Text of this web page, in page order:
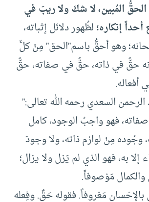
الحقُّ المُبين، لا شكّ ولا ريبَ في
إنكاره؛لظُهور دلائل إثباته،
وهو أحقُّ باسم”الحق” مِنْ كلِّ
حقٌّ في ذاته، حقٌّ في صفاته، حقٌّ
أفعاله.
السعدي رحمه الله تعالى:”
فهو واجبُ الوجود، كامل
وجُوده مِنْ لوازم ذاته، ولا وجودَ
به، فهو الذي لم يَزل ولا يزال؛
والكمال مَوْصوفاً.
بالإحْسان مَعْروفاً. فقوله حَقٌ. وفِعله